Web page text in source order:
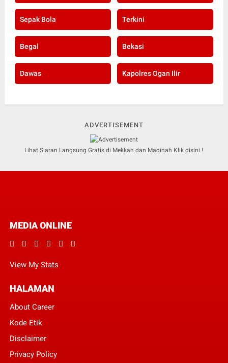
Sepak Bola Terkini
Begal Bekasi
Dawas Kapolres Ogan Ilir
ADVERTISEMENT
Lihat Siaran Langsung Gratis di Mekkah dan Madinah Klik disini !
MEDIA ONLINE
View My Stats
HALAMAN
About Career
Kode Etik
Disclaimer
Privacy Policy